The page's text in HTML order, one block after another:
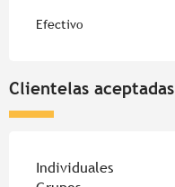
Efectivo
Clientelas aceptadas
Individuales